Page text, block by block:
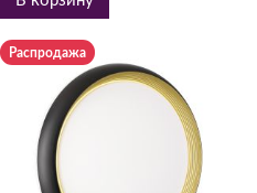
Распродажа